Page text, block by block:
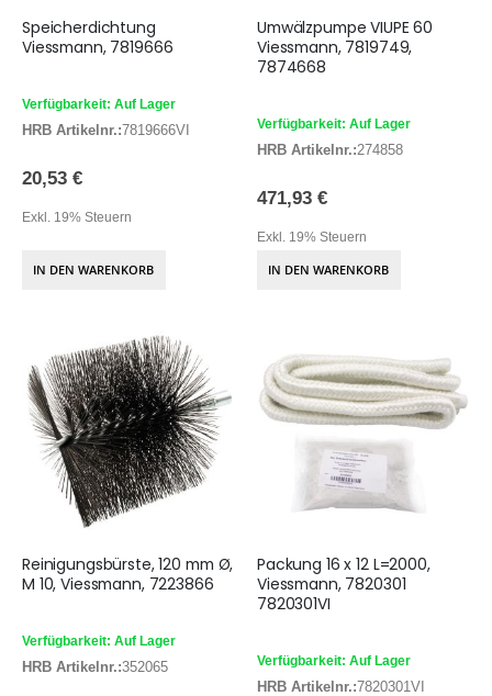
Speicherdichtung
Viessmann, 7819666
Verfügbarkeit: Auf Lager
HRB Artikelnr.:7819666VI
20,53 €
Exkl. 19% Steuern
IN DEN WARENKORB
Umwälzpumpe VIUPE 60
Viessmann, 7819749,
7874668
Verfügbarkeit: Auf Lager
HRB Artikelnr.:274858
471,93 €
Exkl. 19% Steuern
IN DEN WARENKORB
Reinigungsbürste, 120 mm Ø,
M 10, Viessmann, 7223866
Verfügbarkeit: Auf Lager
HRB Artikelnr.:352065
Packung 16 x 12 L=2000,
Viessmann, 7820301
7820301VI
Verfügbarkeit: Auf Lager
HRB Artikelnr.:7820301VI